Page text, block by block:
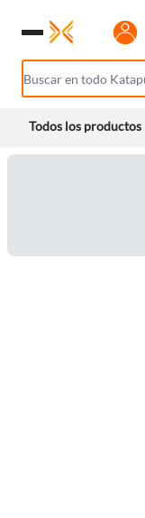
Todos los productos